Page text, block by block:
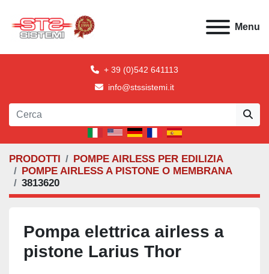
Menu
+ 39 (0)542 641113
info@stssistemi.it
PRODOTTI
POMPE AIRLESS PER EDILIZIA
POMPE AIRLESS A PISTONE O MEMBRANA
3813620
Pompa elettrica airless a
pistone Larius Thor